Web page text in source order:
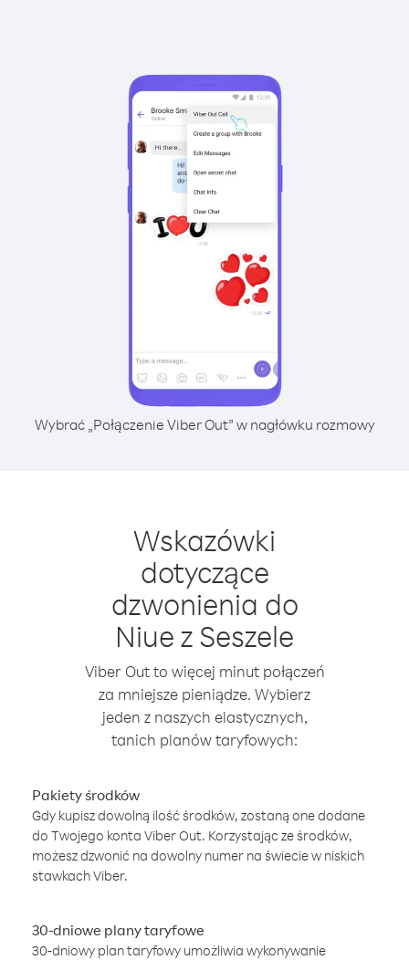
Wybrać „Połączenie Viber Out” w nagłówku rozmowy
Wskazówki
dotyczące
dzwonienia do
Niue z Seszele
Viber Out to więcej minut połączeń
za mniejsze pieniądze. Wybierz
jeden z naszych elastycznych,
tanich planów taryfowych:
Pakiety środków
Gdy kupisz dowolną ilość środków, zostaną one dodane
do Twojego konta Viber Out. Korzystając ze środków,
możesz dzwonić na dowolny numer na świecie w niskich
stawkach Viber.
30-dniowe plany taryfowe
30-dniowy plan taryfowy umożliwia wykonywanie